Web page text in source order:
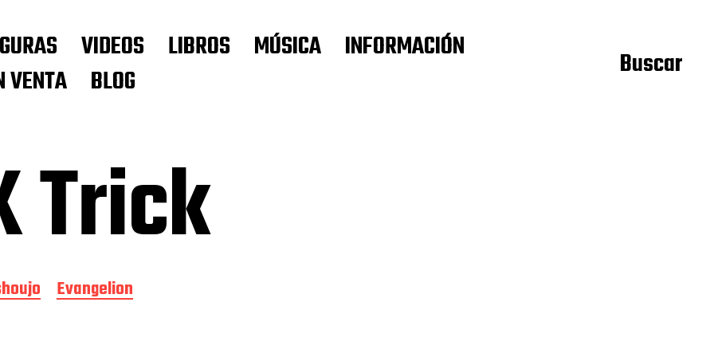
VIDEOS LIBROS MÚSICA
INFORMACIÓN
VENTA
BLOG Buscar
Trick
Evangelion